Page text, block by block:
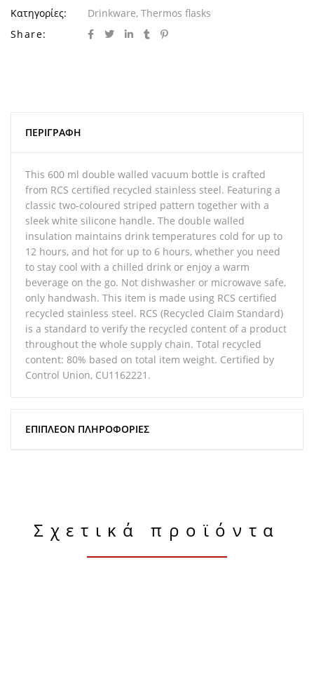
Κατηγορίες:
Drinkware, Thermos flasks
Share:
ΠΕΡΙΓΡΑΦΉ
This 600 ml double walled vacuum bottle is crafted
from RCS certified recycled stainless steel. Featuring a
classic two-coloured striped pattern together with a
sleek white silicone handle. The double walled
insulation maintains drink temperatures cold for up to
12 hours, and hot for up to 6 hours, whether you need
to stay cool with a chilled drink or enjoy a warm
beverage on the go. Not dishwasher or microwave safe,
only handwash. This item is made using RCS certified
recycled stainless steel. RCS (Recycled Claim Standard)
is a standard to verify the recycled content of a product
throughout the whole supply chain. Total recycled
content: 80% based on total item weight. Certified by
Control Union, CU1162221.
ΕΠΙΠΛΈΟΝ ΠΛΗΡΟΦΟΡΊΕΣ
Σχετικά προϊόντα